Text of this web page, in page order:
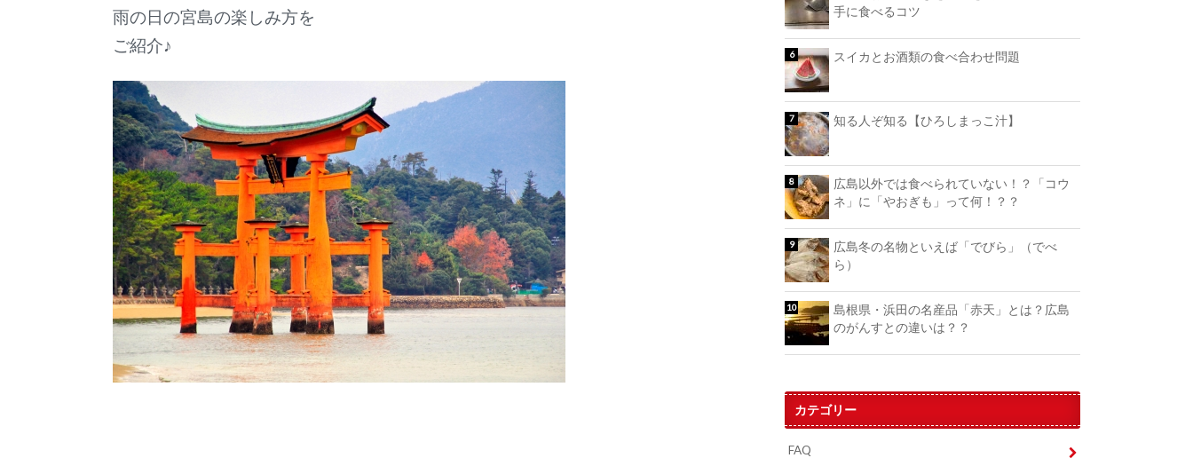
雨の日の宮島の楽しみ方を
ご紹介♪
手に食べるコツ
スイカとお酒類の食べ合わせ問題
知る人ぞ知る【ひろしまっこ汁】
広島以外では食べられていない！？「コウ
ネ」に「やおぎも」って何！？？
広島冬の名物といえば「でびら」（でべ
ら）
島根県・浜田の名産品「赤天」とは？広島
のがんすとの違いは？？
カテゴリー
FAQ